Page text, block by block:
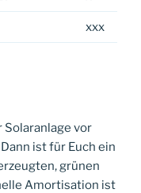
xxx
Solaranlage vor
ist für Euch ein
grünen
Amortisation ist